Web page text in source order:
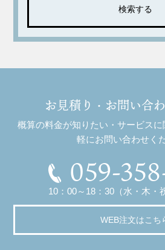
お見積り・お問い合
概算の料金が知りたい・サービス
軽にお問い合わせく
059-
10：00～18：30（水・木・
WEB注文はこち